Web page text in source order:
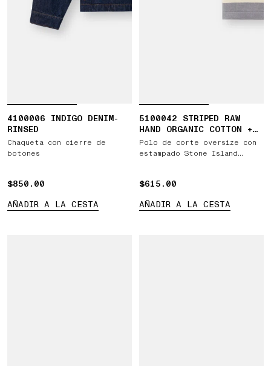
4100006 INDIGO DENIM-
RINSED
Chaqueta con cierre de
botones
$850.00
$850.00
AÑADIR A LA CESTA
5100042 STRIPED RAW
HAND ORGANIC COTTON +
LINEN_S.I. MARINA
Polo de corte oversize con
estampado Stone Island
$615.00
$615.00
AÑADIR A LA CESTA